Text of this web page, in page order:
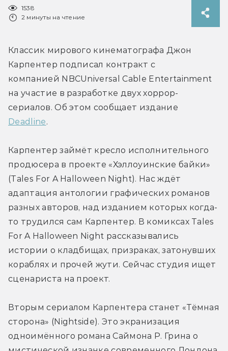
1538
2 минуты на чтение
Классик мирового кинематографа Джон
Карпентер подписал контракт с
компанией NBCUniversal Cable Entertainment
на участие в разработке двух хоррор-
Deadline.
Карпентер займёт кресло исполнительного
продюсера в проекте «Хэллоуинские байки»
(Tales For A Halloween Night). Нас ждёт
адаптация антологии графических романов
разных авторов, над изданием которых когда-
то трудился сам Карпентер. В комиксах Tales
For A Halloween Night рассказывались
истории о кладбищах, призраках, затонувших
кораблях и прочей жути. Сейчас студия ищет
сценариста на проект.
Вторым сериалом Карпентера станет «Тёмная
сторона» (Nightside). Это экранизация
одноимённого романа Саймона Р. Грина о